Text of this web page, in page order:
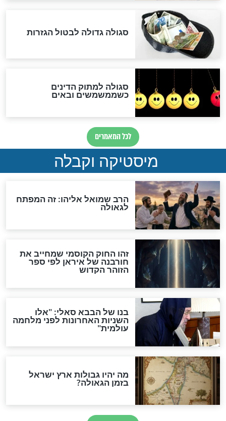
אחרית הימים
האם אפשר לחשב את הקץ?
מה יהיה בימות המשיח?
"לפני הגאולה תהיה אפיקורסות
והכחשה גדולה מאוד של
האמונה"
האם לאחר בוא המשיח יהיה
אפשר לחזור בתשובה?
לכל המאמרים